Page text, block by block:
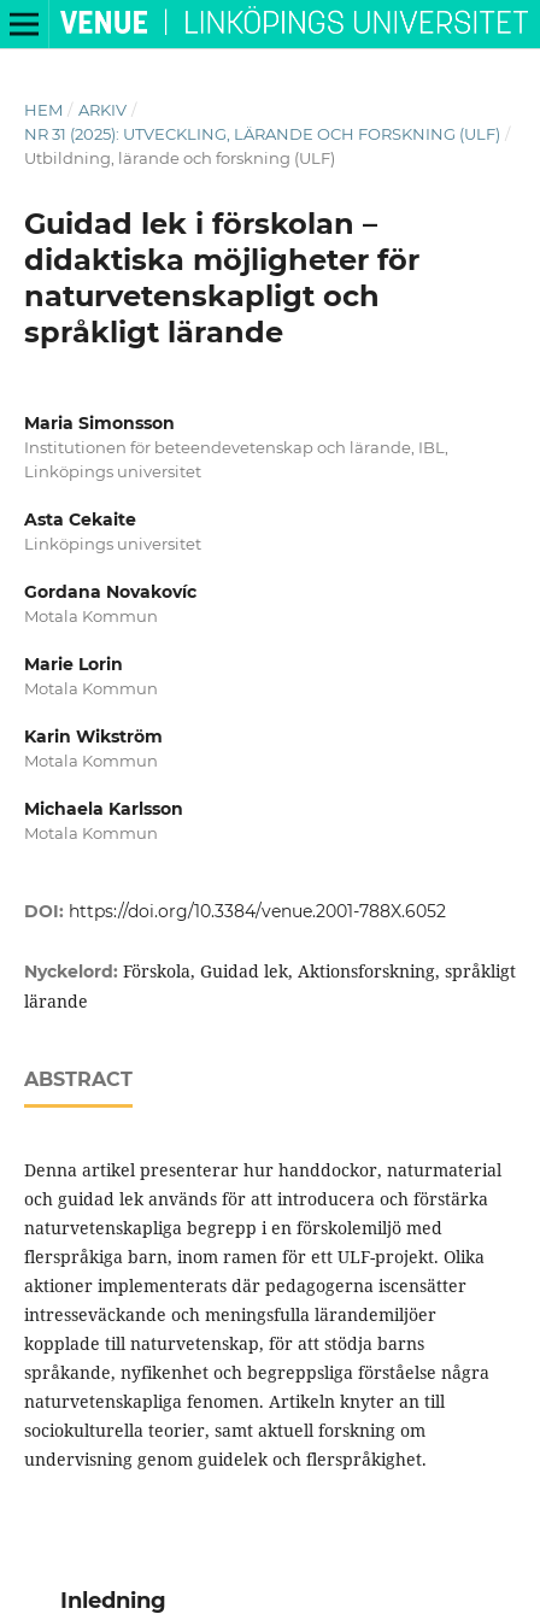
HEM / ARKIV /
NR 31 (2025): UTVECKLING, LÄRANDE OCH FORSKNING (ULF) /
Utbildning, lärande och forskning (ULF)
Guidad lek i förskolan –
didaktiska möjligheter för
naturvetenskapligt och
språkligt lärande
Maria Simonsson
Institutionen för beteendevetenskap och lärande, IBL,
Linköpings universitet
Asta Cekaite
Linköpings universitet
Gordana Novakovíc
Motala Kommun
Marie Lorin
Motala Kommun
Karin Wikström
Motala Kommun
Michaela Karlsson
Motala Kommun
DOI: https://doi.org/10.3384/venue.2001-788X.6052
Nyckelord: Förskola, Guidad lek, Aktionsforskning, språkligt
lärande
ABSTRACT
Denna artikel presenterar hur handdockor, naturmaterial
och guidad lek används för att introducera och förstärka
naturvetenskapliga begrepp i en förskolemiljö med
flerspråkiga barn, inom ramen för ett ULF-projekt. Olika
aktioner implementerats där pedagogerna iscensätter
intresseväckande och meningsfulla lärandemiljöer
kopplade till naturvetenskap, för att stödja barns
språkande, nyfikenhet och begreppsliga förståelse några
naturvetenskapliga fenomen. Artikeln knyter an till
sociokulturella teorier, samt aktuell forskning om
undervisning genom guidelek och flerspråkighet.
Inledning